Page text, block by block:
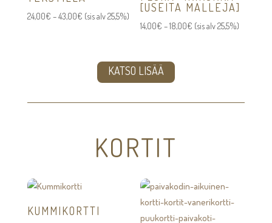
24,00€ –43,00€Hintaluokka:
43,00€
(sis alv 25,5%)
[USEITA MALLEJA]
14,00€ –18,00€ Hintaluokka:
(sis alv 25,5%)
KATSO LISÄÄ
KORTIT
KUMMIKORTTI